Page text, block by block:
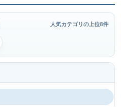
人気カテゴリの上位8件